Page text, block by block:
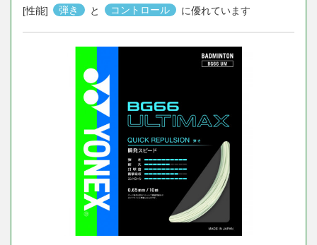
[性能] 弾き と コントロール に優れています